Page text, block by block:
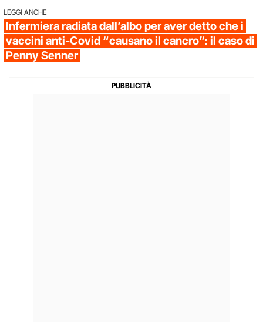
LEGGI ANCHE
Infermiera radiata dall’albo per aver detto che i
vaccini anti-Covid “causano il cancro”: il caso di
Penny Senner